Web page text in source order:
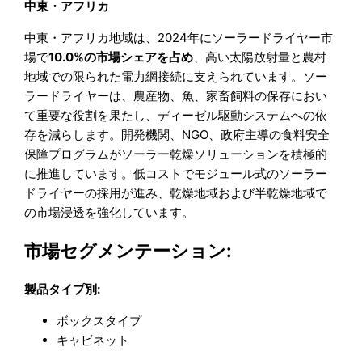
中東・アフリカ
中東・アフリカ地域は、2024年にソーラードライヤー市
場で10.0%の市場シェアを占め 、高い太陽放射量と農村
地域での限られた電力網接続に支えられています。ソー
ラードライヤーは、農産物、魚、家畜飼料の保存におい
て重要な役割を果たし、ディーゼル駆動システムへの依
存を減らします。開発機関、NGO、政府主導の食料安全
保障プログラムがソーラー乾燥ソリューションを積極的
に推進しています。低コストでモジュール式のソーラー
ドライヤーの採用が進み、乾燥地域および半乾燥地域で
の市場浸透を強化しています。
市場セグメンテーション:
製品タイプ別:
ボックスタイプ
キャビネット